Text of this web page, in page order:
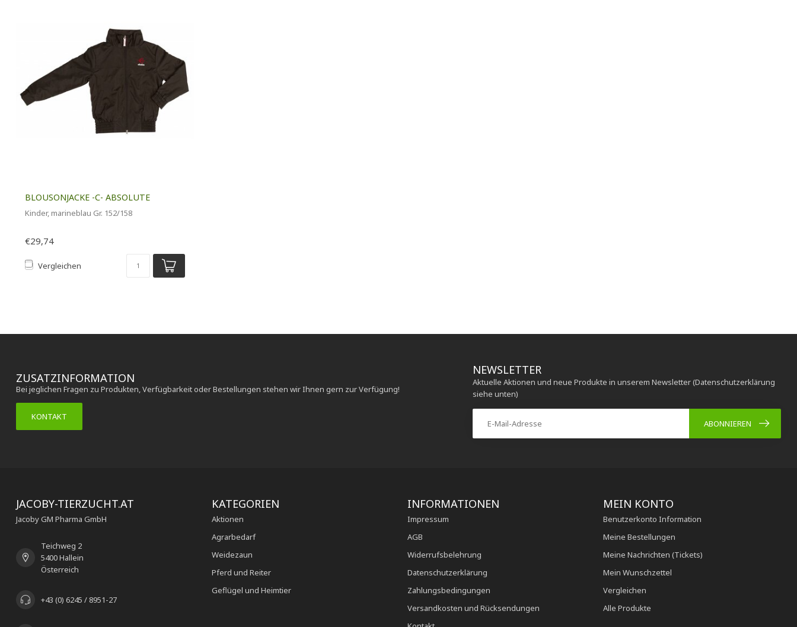
BLOUSONJACKE -C- ABSOLUTE
Kinder, marineblau Gr. 152/158
€29,74
Vergleichen
ZUSATZINFORMATION
Bei jeglichen Fragen zu Produkten, Verfügbarkeit oder Bestellungen stehen wir Ihnen gern zur Verfügung!
KONTAKT
NEWSLETTER
Aktuelle Aktionen und neue Produkte in unserem Newsletter (Datenschutzerklärung
siehe unten)
ABONNIEREN
JACOBY-TIERZUCHT.AT
Jacoby GM Pharma GmbH
Teichweg 2
5400 Hallein
Österreich
+43 (0) 6245 / 8951-27
KATEGORIEN
Aktionen
Agrarbedarf
Weidezaun
Pferd und Reiter
Geflügel und Heimtier
INFORMATIONEN
Impressum
AGB
Widerrufsbelehrung
Datenschutzerklärung
Zahlungsbedingungen
Versandkosten und Rücksendungen
MEIN KONTO
Benutzerkonto Information
Meine Bestellungen
Meine Nachrichten (Tickets)
Mein Wunschzettel
Vergleichen
Alle Produkte